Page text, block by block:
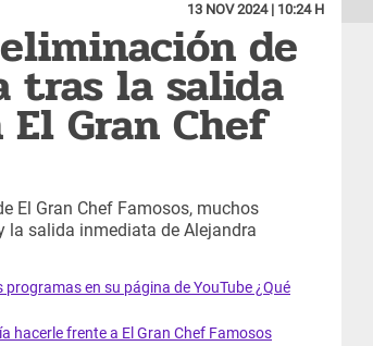
13 NOV 2024 | 10:24 H
de
tras la salida
Gran Chef
El Gran Chef Famosos, muchos
la salida inmediata de Alejandra
en su página de YouTube ¿Qué
hacerle frente a El Gran Chef Famosos